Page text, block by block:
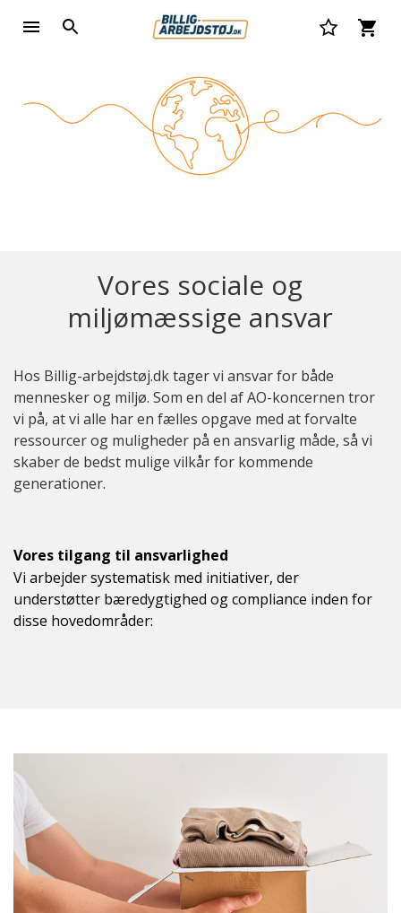
Vores sociale og
miljømæssige ansvar
Hos Billig-arbejdstøj.dk tager vi ansvar for både
mennesker og miljø. Som en del af AO-koncernen tror
vi på, at vi alle har en fælles opgave med at forvalte
ressourcer og muligheder på en ansvarlig måde, så vi
skaber de bedst mulige vilkår for kommende
generationer.
Vores tilgang til ansvarlighed
Vi arbejder systematisk med initiativer, der
understøtter bæredygtighed og compliance inden for
disse hovedområder: